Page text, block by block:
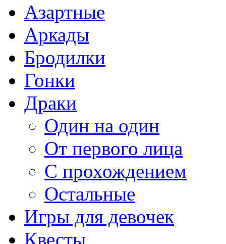
Азартные
Аркады
Бродилки
Гонки
Драки
Один на один
От первого лица
С прохождением
Остальные
Игры для девочек
Квесты